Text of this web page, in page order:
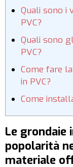
Quali sono i
PVC?
Quali sono
PVC?
Come fare
in PVC?
Come
Le grondaie
popolarità
materiale